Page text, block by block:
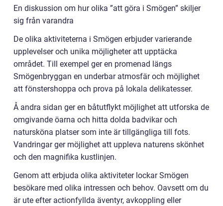
En diskussion om hur olika ”att göra i Smögen” skiljer
sig från varandra
De olika aktiviteterna i Smögen erbjuder varierande
upplevelser och unika möjligheter att upptäcka
området. Till exempel ger en promenad längs
Smögenbryggan en underbar atmosfär och möjlighet
att fönstershoppa och prova på lokala delikatesser.
Å andra sidan ger en båtutflykt möjlighet att utforska de
omgivande öarna och hitta dolda badvikar och
natursköna platser som inte är tillgängliga till fots.
Vandringar ger möjlighet att uppleva naturens skönhet
och den magnifika kustlinjen.
Genom att erbjuda olika aktiviteter lockar Smögen
besökare med olika intressen och behov. Oavsett om du
är ute efter actionfyllda äventyr, avkoppling eller